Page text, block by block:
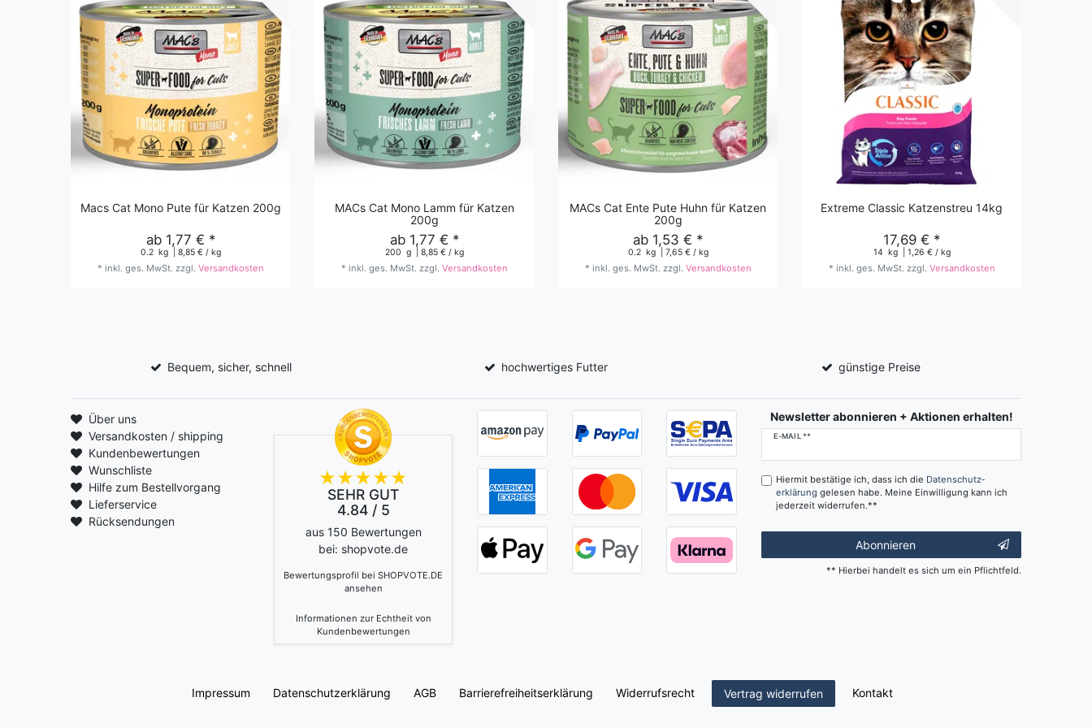
Macs Cat Mono Pute für Katzen 200g
ab 1,77 € *
0.2 kg | 8,85 € / kg
* inkl. ges. MwSt. zzgl. Versandkosten
MACs Cat Mono Lamm für Katzen
200g
ab 1,77 € *
200 g | 8,85 € / kg
* inkl. ges. MwSt. zzgl. Versandkosten
MACs Cat Ente Pute Huhn für Katzen
200g
ab 1,53 € *
0.2 kg | 7,65 € / kg
* inkl. ges. MwSt. zzgl. Versandkosten
Extreme Classic Katzenstreu 14kg
17,69 € *
14 kg | 1,26 € / kg
* inkl. ges. MwSt. zzgl. Versandkosten
Bequem, sicher, schnell hochwertiges Futter günstige Preise
Über uns
Versandkosten / shipping
Kundenbewertungen
Wunschliste
Hilfe zum Bestellvorgang
Lieferservice
Rücksendungen
SEHR GUT
4.84 / 5
aus 150 Bewertungen
bei: shopvote.de
Bewertungsprofil bei SHOPVOTE.DE
ansehen
Informationen zur Echtheit von
Kundenbewertungen
Newsletter abonnieren + Aktionen erhalten!
E-MAIL **
Newsletter
Hiermit bestätige ich, dass ich die Daten­schutz­
erklärung gelesen habe. Meine Einwilligung kann ich
jederzeit widerrufen.**
Abonnieren
** Hierbei handelt es sich um ein Pflichtfeld.
Impressum Daten­schutz­erklärung AGB Barrierefreiheitserklärung Widerrufs­recht Vertrag widerrufen Kontakt